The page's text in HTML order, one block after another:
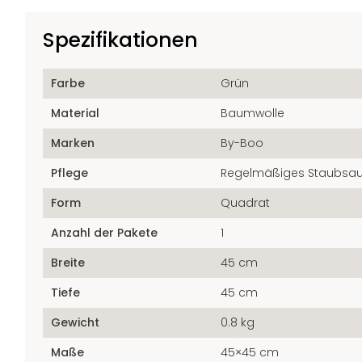
Spezifikationen
Farbe
Grün
Material
Baumwolle
Marken
By-Boo
Pflege
Regelmäßiges
Form
Quadrat
Anzahl der Pakete
1
Breite
45 cm
Tiefe
45 cm
Gewicht
0.8 kg
Maße
45×45 cm